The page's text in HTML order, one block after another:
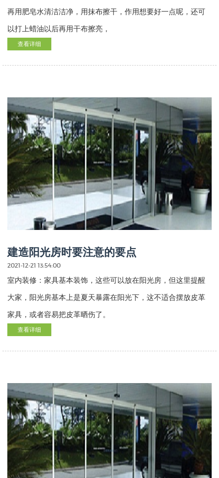
再用肥皂水清洁洁净，用抹布擦干，作用想要好一点呢，还可
以打上蜡油以后再用干布擦亮，
查看详细
建造阳光房时要注意的要点
2021-12-21 13:54:00
室内装修：家具基本装饰，这些可以放在阳光房，但这里提醒
大家，阳光房基本上是夏天暴露在阳光下，这不适合摆放皮革
家具，或者容易把皮革晒伤了。
查看详细